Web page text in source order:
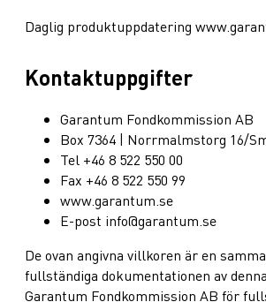
Daglig produktuppdatering
Kontaktuppgifter
Garantum Fondkommission AB
Box 7364 | Norrmalmstorg 16/
Tel +46 8 522 550 00
Fax +46 8 522 550 99
www.garantum.se
E-post info@garantum.se
De ovan angivna villkoren är en
fullständiga dokumentationen av
Garantum Fondkommission AB för